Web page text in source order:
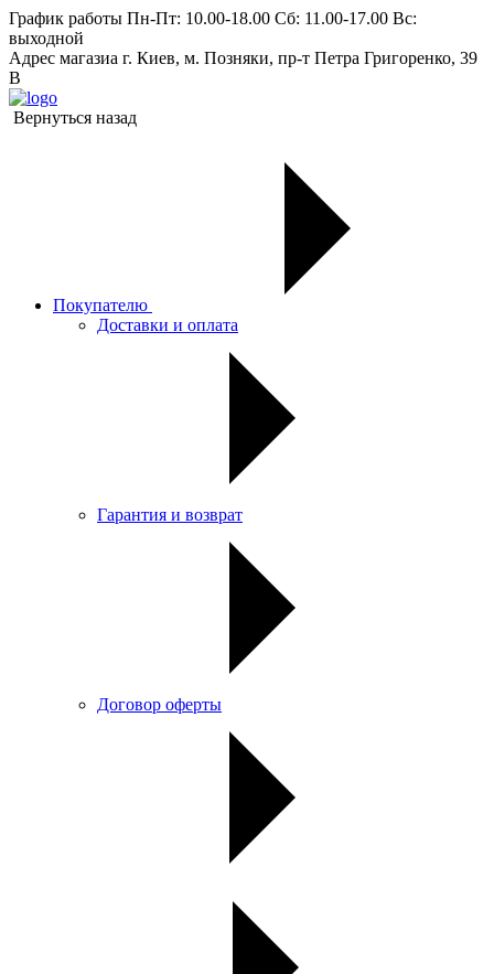
График работы Пн-Пт: 10.00-18.00 Сб: 11.00-17.00 Вс:
выходной
Адрес магазиа г. Киев, м. Позняки, пр-т Петра Григоренко, 39
В
Вернуться назад
Покупателю
Доставки и оплата
Гарантия и возврат
Договор оферты